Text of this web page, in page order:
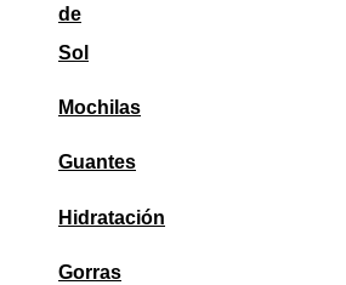
de
Sol
Mochilas
Guantes
Hidratación
Gorras